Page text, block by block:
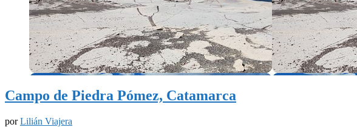
Campo de Piedra Pómez, Catamarca
porLilián Viajera